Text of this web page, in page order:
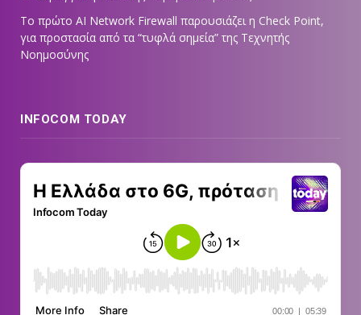
Tο πρώτο AI Network Firewall παρουσιάζει η Check Point,
για προστασία από τα “τυφλά σημεία” της Τεχνητής
Νοημοσύνης
INFOCOM TODAY